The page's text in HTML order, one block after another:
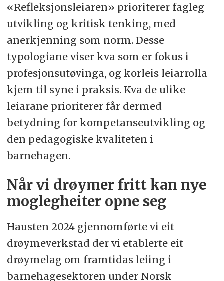
«Refleksjonsleiaren» prioriterer fagleg
utvikling og kritisk tenking, med
anerkjenning som norm. Desse
typologiane viser kva som er fokus i
profesjonsutøvinga, og korleis leiarrolla
kjem til syne i praksis. Kva de ulike
leiarane prioriterer får dermed
betydning for kompetanseutvikling og
den pedagogiske kvaliteten i
barnehagen.
Når vi drøymer fritt kan nye
moglegheiter opne seg
Hausten 2024 gjennomførte vi eit
drøymeverkstad der vi etablerte eit
drøymelag om framtidas leiing i
barnehagesektoren under Norsk